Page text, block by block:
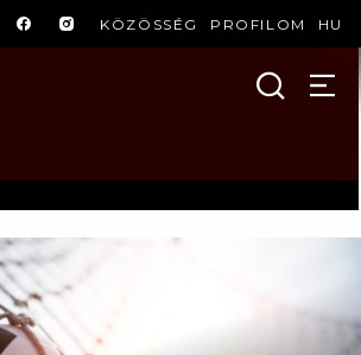
KÖZÖSSÉG PROFILOM HU